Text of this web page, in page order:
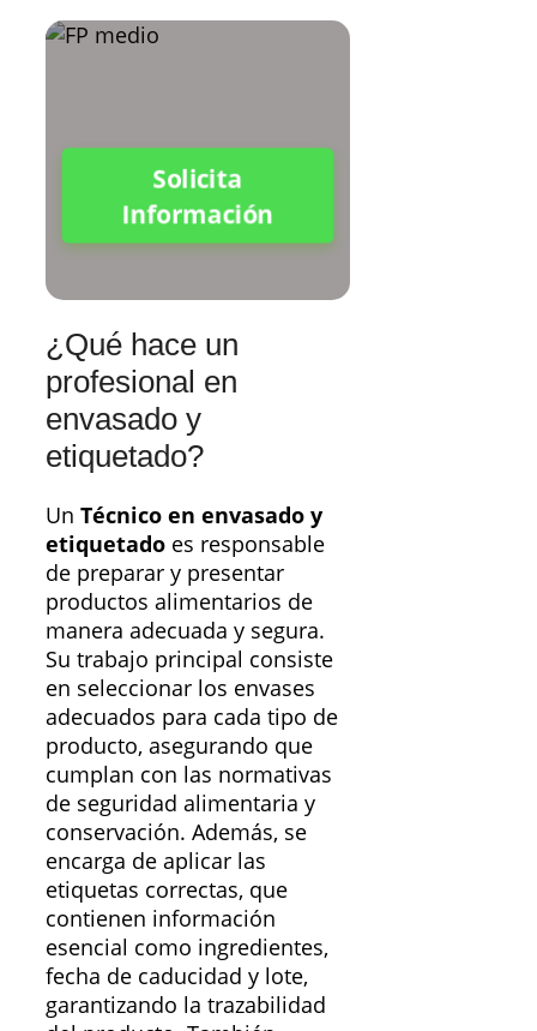
Solicita
Información
¿Qué hace un
profesional en
envasado y
etiquetado?
Un Técnico en envasado y
etiquetado es responsable
de preparar y presentar
productos alimentarios de
manera adecuada y segura.
Su trabajo principal consiste
en seleccionar los envases
adecuados para cada tipo de
producto, asegurando que
cumplan con las normativas
de seguridad alimentaria y
conservación. Además, se
encarga de aplicar las
etiquetas correctas, que
contienen información
esencial como ingredientes,
fecha de caducidad y lote,
garantizando la trazabilidad